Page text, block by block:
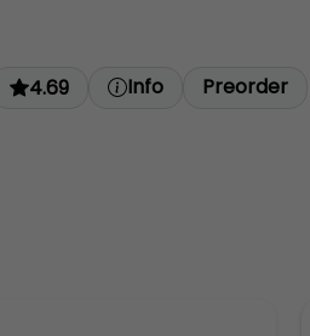
4.69 Info Preorder